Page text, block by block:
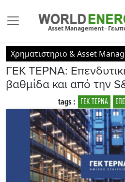
Asset Management ·
Χρηματιστηριο & Asset
ΓΕΚ ΤΕΡΝΑ:
βαθμίδα και από την
ΓΕΚ ΤΕΡΝΑ
tags :